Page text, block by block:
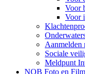
Voor
Voor
Aanmelden
Sociale
Meldpunt
NOB Foto en Film